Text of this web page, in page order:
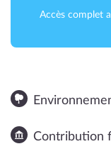
Accès complet
Contribution